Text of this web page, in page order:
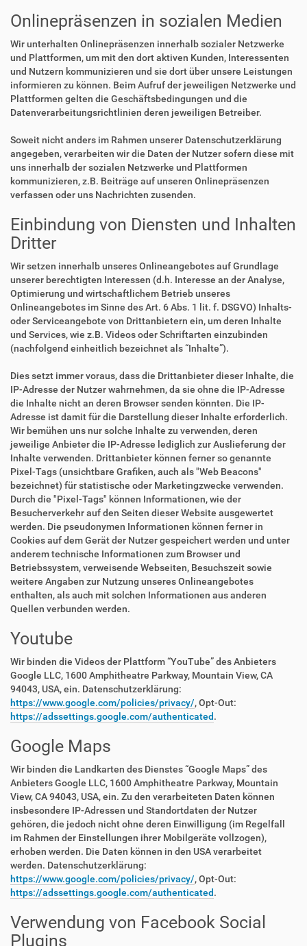
Onlinepräsenzen in sozialen Medien
Wir unterhalten Onlinepräsenzen innerhalb sozialer Netzwerke
und Plattformen, um mit den dort aktiven Kunden, Interessenten
und Nutzern kommunizieren und sie dort über unsere Leistungen
informieren zu können. Beim Aufruf der jeweiligen Netzwerke und
Plattformen gelten die Geschäftsbedingungen und die
Datenverarbeitungsrichtlinien deren jeweiligen Betreiber.
Soweit nicht anders im Rahmen unserer Datenschutzerklärung
angegeben, verarbeiten wir die Daten der Nutzer sofern diese mit
uns innerhalb der sozialen Netzwerke und Plattformen
kommunizieren, z.B. Beiträge auf unseren Onlinepräsenzen
verfassen oder uns Nachrichten zusenden.
Einbindung von Diensten und Inhalten
Dritter
Wir setzen innerhalb unseres Onlineangebotes auf Grundlage
unserer berechtigten Interessen (d.h. Interesse an der Analyse,
Optimierung und wirtschaftlichem Betrieb unseres
Onlineangebotes im Sinne des Art. 6 Abs. 1 lit. f. DSGVO) Inhalts-
oder Serviceangebote von Drittanbietern ein, um deren Inhalte
und Services, wie z.B. Videos oder Schriftarten einzubinden
(nachfolgend einheitlich bezeichnet als “Inhalte”).
Dies setzt immer voraus, dass die Drittanbieter dieser Inhalte, die
IP-Adresse der Nutzer wahrnehmen, da sie ohne die IP-Adresse
die Inhalte nicht an deren Browser senden könnten. Die IP-
Adresse ist damit für die Darstellung dieser Inhalte erforderlich.
Wir bemühen uns nur solche Inhalte zu verwenden, deren
jeweilige Anbieter die IP-Adresse lediglich zur Auslieferung der
Inhalte verwenden. Drittanbieter können ferner so genannte
Pixel-Tags (unsichtbare Grafiken, auch als "Web Beacons"
bezeichnet) für statistische oder Marketingzwecke verwenden.
Durch die "Pixel-Tags" können Informationen, wie der
Besucherverkehr auf den Seiten dieser Website ausgewertet
werden. Die pseudonymen Informationen können ferner in
Cookies auf dem Gerät der Nutzer gespeichert werden und unter
anderem technische Informationen zum Browser und
Betriebssystem, verweisende Webseiten, Besuchszeit sowie
weitere Angaben zur Nutzung unseres Onlineangebotes
enthalten, als auch mit solchen Informationen aus anderen
Quellen verbunden werden.
Youtube
Wir binden die Videos der Plattform “YouTube” des Anbieters
Google LLC, 1600 Amphitheatre Parkway, Mountain View, CA
94043, USA, ein. Datenschutzerklärung:
https://www.google.com/policies/privacy/, Opt-Out:
https://adssettings.google.com/authenticated.
Google Maps
Wir binden die Landkarten des Dienstes “Google Maps” des
Anbieters Google LLC, 1600 Amphitheatre Parkway, Mountain
View, CA 94043, USA, ein. Zu den verarbeiteten Daten können
insbesondere IP-Adressen und Standortdaten der Nutzer
gehören, die jedoch nicht ohne deren Einwilligung (im Regelfall
im Rahmen der Einstellungen ihrer Mobilgeräte vollzogen),
erhoben werden. Die Daten können in den USA verarbeitet
werden. Datenschutzerklärung:
https://www.google.com/policies/privacy/, Opt-Out:
https://adssettings.google.com/authenticated.
Verwendung von Facebook Social
Plugins